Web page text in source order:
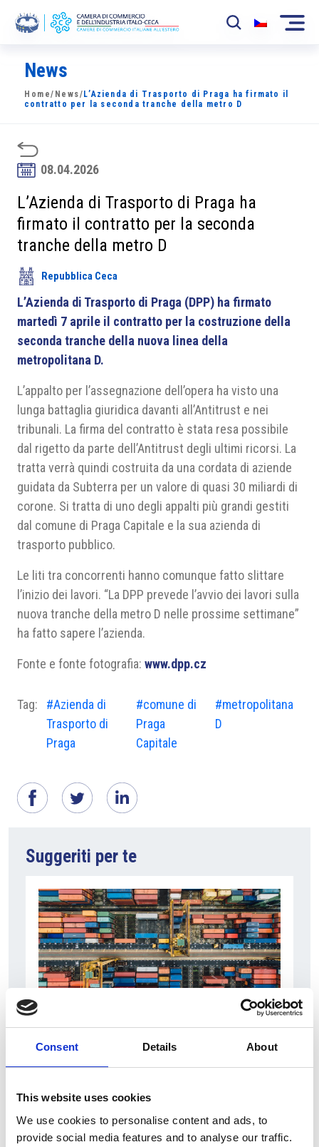
Consent Details About
This website uses cookies
We use cookies to personalise content and ads, to
provide social media features and to analyse our traffic.
La Camera
News
Sviluppo Mercato
Soci
Partner
Area riservata
News
Home/ News/ L’Azienda di Trasporto di Praga ha firmato il
contratto per la seconda tranche della metro D
08.04.2026
L’Azienda di Trasporto di Praga ha
firmato il contratto per la seconda
tranche della metro D
Repubblica Ceca
L’Azienda di Trasporto di Praga (DPP) ha firmato
martedì 7 aprile il contratto per la costruzione della
seconda tranche della nuova linea della
metropolitana D.
L’appalto per l’assegnazione dell’opera ha visto una
lunga battaglia giuridica davanti all’Antitrust e nei
tribunali. La firma del contratto è stata resa possibile
dal rigetto da parte dell’Antitrust degli ultimi ricorsi. La
tratta verrà quindi costruita da una cordata di aziende
guidata da Subterra per un valore di quasi 30 miliardi di
corone. Si tratta di uno degli appalti più grandi gestiti
dal comune di Praga Capitale e la sua azienda di
trasporto pubblico.
Le liti tra concorrenti hanno comunque fatto slittare
l’inizio dei lavori. “La DPP prevede l’avvio dei lavori sulla
nuova tranche della metro D nelle prossime settimane”
ha fatto sapere l’azienda.
Fonte e fonte fotografia: www.dpp.cz
Tag:
#Azienda di
Trasporto di
Praga
#comune di
Praga
Capitale
#metropolitana
D
Suggeriti per te
Overview Economica